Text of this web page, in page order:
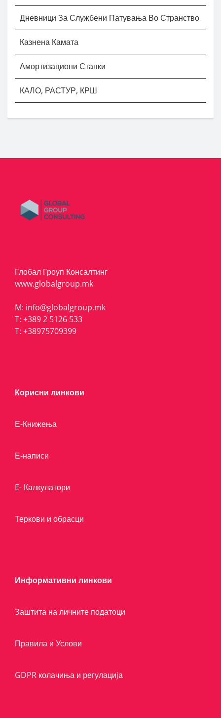
Дневници За Службени Патувања Во Странство
Казнена Камата
Амортизациони Стапки
КАЛО, РАСТУР, КРШ
Глобал Гроуп Консалтинг
www.globalgroup.mk
M: info@globalgroup.mk
T: +389 2 5126 533
T: +38975709399
Корисни линкови
Е-Книжења
Е-написи
E- Калкулатори
Теркови и обрасци
Информативни линкови
Заштита на личните податоци
Правила и Услови
GDPR колачиња и регулација